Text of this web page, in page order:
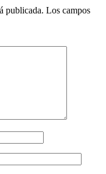
publicada. Los campos